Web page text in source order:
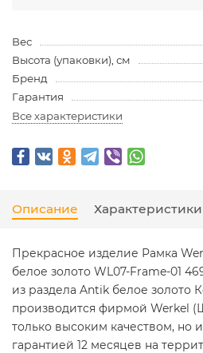
Вес
Высота (упаковки), см
Бренд
Гарантия
Все характеристики
Описание Характеристики
Прекрасное изделие Рамка
белое золото WL07-Frame-01
из раздела Antik белое золото
производится фирмой Werkel
только высоким качеством, но
гарантией 12 месяцев на